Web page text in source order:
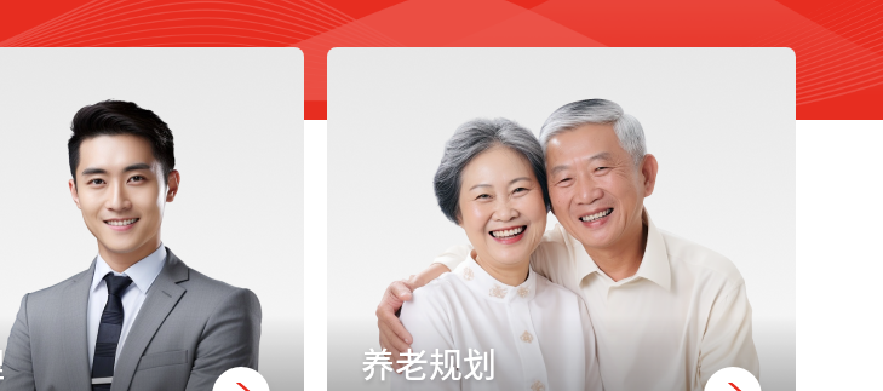
养老规划